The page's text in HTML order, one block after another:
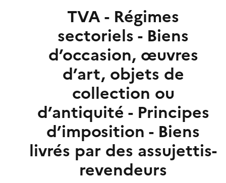
TVA - Régimes
sectoriels - Biens
d’occasion, œuvres
d’art, objets de
collection ou
d’antiquité - Principes
d’imposition - Biens
livrés par des assujettis-
revendeurs